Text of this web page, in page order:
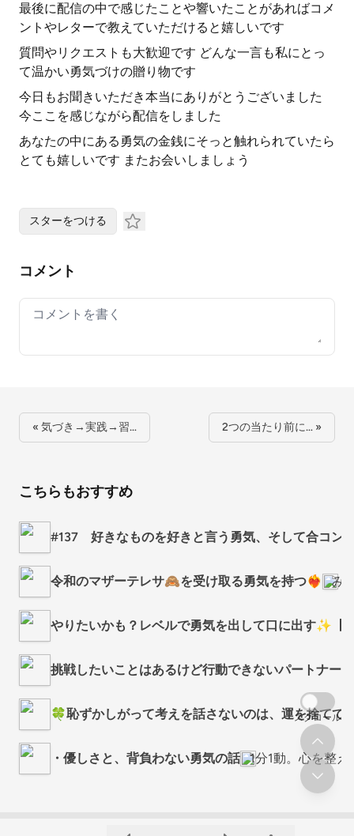
最後に配信の中で感じたことや響いたことがあればコメ
ントやレターで教えていただけると嬉しいです
質問やリクエストも大歓迎です どんな一言も私にとっ
て温かい勇気づけの贈り物です
今日もお聞きいただき本当にありがとうございました
今ここを感じながら配信をしました
あなたの中にある勇気の金銭にそっと触れられていたら
とても嬉しいです またお会いしましょう
スターをつける
コメント
Your comment
« 気づき→実践→習… 2つの当たり前に… »
こちらもおすすめ
#137 好きなものを好きと言う勇気、そして合コン
令和のマザーテレサ🙈を受け取る勇気を持つ❤️‍🔥 み
やりたいかも？レベルで勇気を出して口に出す✨【
挑戦したいことはあるけど行動できないパートナー
🍀恥ずかしがって考えを話さないのは、運を捨てて
・優しさと、背負わない勇気の話 1分1動。心を整
スクロール